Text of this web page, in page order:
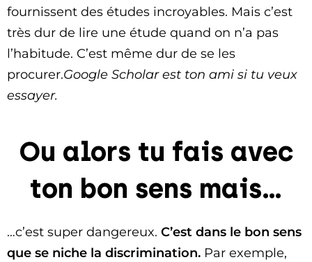
fournissent des études incroyables. Mais c’est
très dur de lire une étude quand on n’a pas
l’habitude. C’est même dur de se les
procurer.Google Scholar est ton ami si tu veux
essayer.
Ou alors tu fais avec
ton bon sens mais…
…c’est super dangereux. C’est dans le bon sens
que se niche la discrimination. Par exemple,